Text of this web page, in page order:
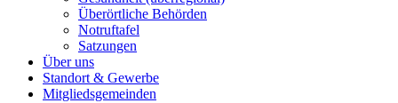
Überörtliche Behörden
Notruftafel
Satzungen
Über uns
Standort & Gewerbe
Mitgliedsgemeinden